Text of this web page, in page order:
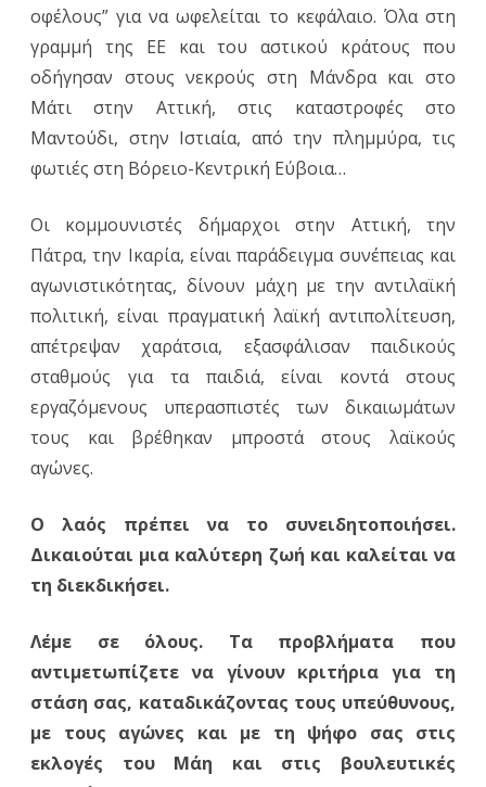
οφέλους” για να ωφελείται το κεφάλαιο. Όλα στη
γραμμή της ΕΕ και του αστικού κράτους που
οδήγησαν στους νεκρούς στη Μάνδρα και στο
Μάτι στην Αττική, στις καταστροφές στο
Μαντούδι, στην Ιστιαία, από την πλημμύρα, τις
φωτιές στη Βόρειο-Κεντρική Εύβοια…
Οι κομμουνιστές δήμαρχοι στην Αττική, την
Πάτρα, την Ικαρία, είναι παράδειγμα συνέπειας και
αγωνιστικότητας, δίνουν μάχη με την αντιλαϊκή
πολιτική, είναι πραγματική λαϊκή αντιπολίτευση,
απέτρεψαν χαράτσια, εξασφάλισαν παιδικούς
σταθμούς για τα παιδιά, είναι κοντά στους
εργαζόμενους υπερασπιστές των δικαιωμάτων
τους και βρέθηκαν μπροστά στους λαϊκούς
αγώνες.
Ο λαός πρέπει να το συνειδητοποιήσει.
Δικαιούται μια καλύτερη ζωή και καλείται να
τη διεκδικήσει.
Λέμε σε όλους. Τα προβλήματα που
αντιμετωπίζετε να γίνουν κριτήρια για τη
στάση σας, καταδικάζοντας τους υπεύθυνους,
με τους αγώνες και με τη ψήφο σας στις
εκλογές του Μάη και στις βουλευτικές